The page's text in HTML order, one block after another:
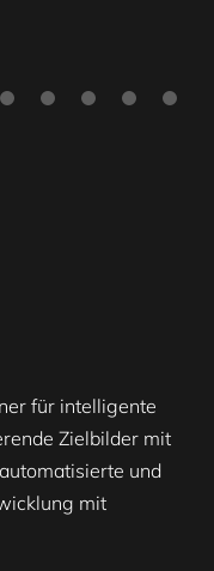
für intelligente
Zielbilder mit
und
mit